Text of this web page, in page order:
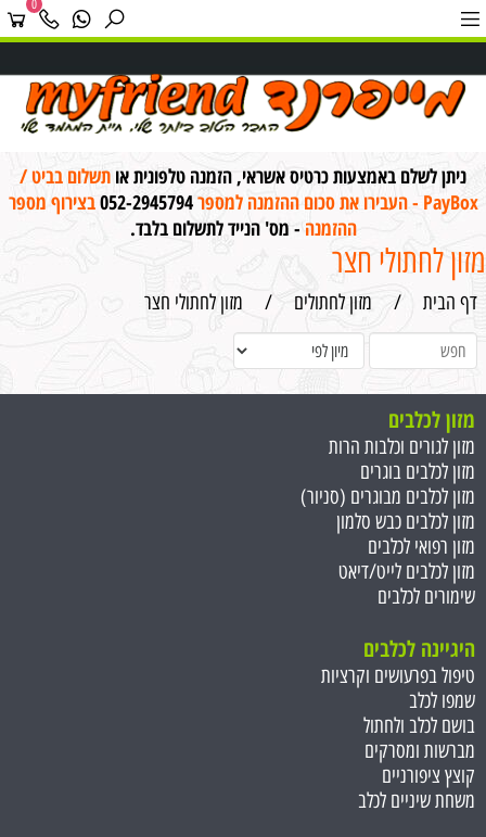
0
ניתן לשלם באמצעות כרטיס אשראי, הזמנה טלפונית או תשלום בביט /
PayBox - העבירו את סכום ההזמנה למספר
052-2945794בצירוף מספר
ההזמנה - מס' הנייד לתשלום בלבד.
מזון לחתולי חצר
דף הבית / מזון לחתולים / מזון לחתולי חצר
מזון לכלבים
מזון לגורים וכלבות הרות
מזון לכלבים בוגרים
מזון לכלבים מבוגרים (סניור)
מזון לכלבים כבש סלמון
מזון רפואי לכלבים
מזון לכלבים לייט/דיאט
שימורים לכלבים
היגיינה לכלבים
טיפול בפרעושים וקרציות
שמפו לכלב
בושם לכלב ולחתול
מברשות ומסרקים
קוצץ ציפורניים
משחת שיניים לכלב